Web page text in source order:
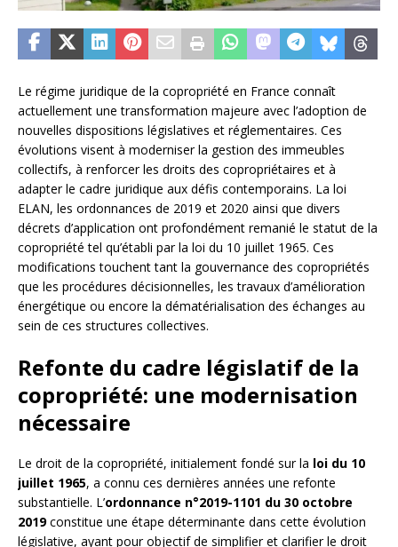
Le régime juridique de la copropriété en France connaît
actuellement une transformation majeure avec l’adoption de
nouvelles dispositions législatives et réglementaires. Ces
évolutions visent à moderniser la gestion des immeubles
collectifs, à renforcer les droits des copropriétaires et à
adapter le cadre juridique aux défis contemporains. La loi
ELAN, les ordonnances de 2019 et 2020 ainsi que divers
décrets d’application ont profondément remanié le statut de la
copropriété tel qu’établi par la loi du 10 juillet 1965. Ces
modifications touchent tant la gouvernance des copropriétés
que les procédures décisionnelles, les travaux d’amélioration
énergétique ou encore la dématérialisation des échanges au
sein de ces structures collectives.
Refonte du cadre législatif de la
copropriété: une modernisation
nécessaire
Le droit de la copropriété, initialement fondé sur la loi du 10
juillet 1965, a connu ces dernières années une refonte
substantielle. L’ordonnance n°2019-1101 du 30 octobre
2019constitue une étape déterminante dans cette évolution
législative, ayant pour objectif de simplifier et clarifier le droit